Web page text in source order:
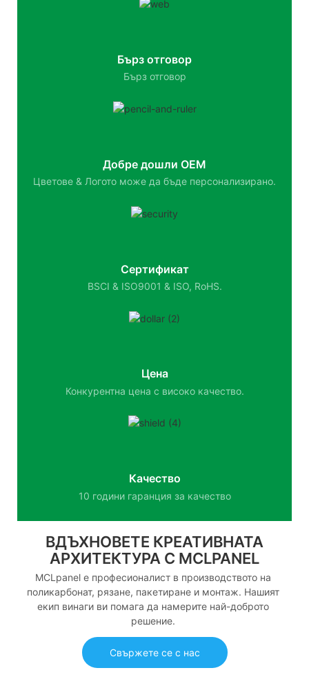
Бърз отговор
Бърз отговор
Добре дошли OEM
Цветове & Логото може да бъде персонализирано.
Сертификат
BSCI & ISO9001 & ISO, RoHS.
Цена
Конкурентна цена с високо качество.
Качество
10 години гаранция за качество
ВДЪХНОВЕТЕ КРЕАТИВНАТА
АРХИТЕКТУРА С MCLPANEL
MCLpanel е професионалист в производството на
поликарбонат, рязане, пакетиране и монтаж. Нашият
екип винаги ви помага да намерите най-доброто
решение.
Свържете се с нас